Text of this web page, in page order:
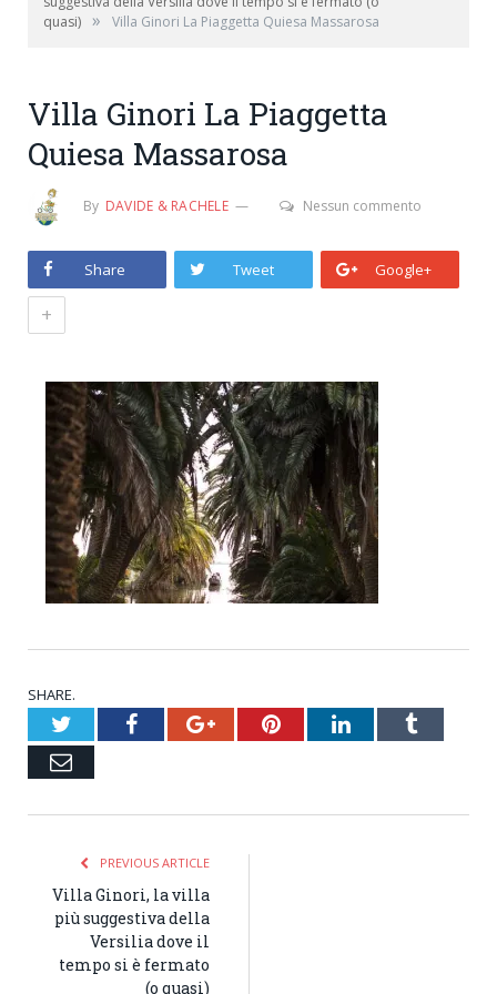
quasi) » Villa Ginori La Piaggetta Quiesa Massarosa
Villa Ginori La Piaggetta
Quiesa Massarosa
By DAVIDE & RACHELE Nessun commento
Share Tweet Google+
+
SHARE.
TwitterFacebookGoogle+PinterestLinkedInTumblr
Email
PREVIOUS ARTICLE
Villa Ginori, la villa
più suggestiva della
Versilia dove il
tempo si è fermato
(o quasi)